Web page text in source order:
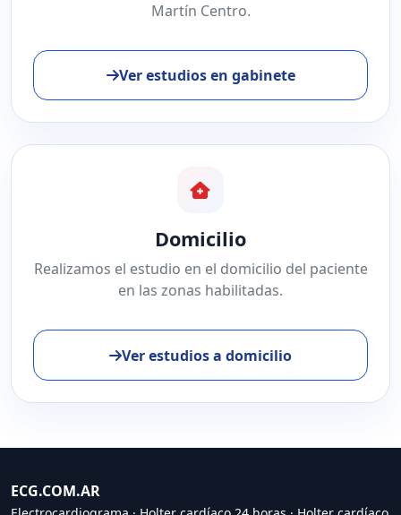
Martín Centro.
Ver estudios en gabinete
Domicilio
Realizamos el estudio en el domicilio del paciente
en las zonas habilitadas.
Ver estudios a domicilio
ECG.COM.AR